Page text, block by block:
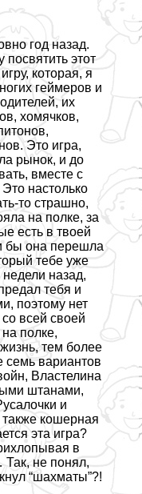
год назад.
посвятить этот
которая, я
гeймеров и
их
хомячков,
Это игра,
рынок, и до
вместе с
Это настолько
то страшно,
на полке, за
есть в твоей
бы она перешла
тебе уже
недели назад,
тебя и
поэтому нет
всей своей
полке,
тем более
семь вариантов
Властелина
штанами,
и
также кошерная
эта игра?
в
не понял,
“шахматы”?!